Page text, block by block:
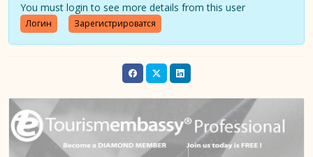
You must login to see more details from this user
Логин Зарегистрироватся